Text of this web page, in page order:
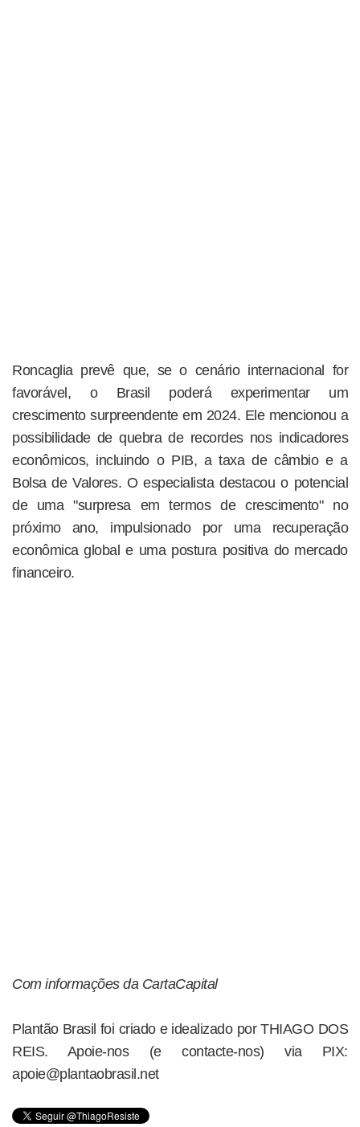
Roncaglia prevê que, se o cenário internacional for
favorável, o Brasil poderá experimentar um
crescimento surpreendente em 2024. Ele mencionou a
possibilidade de quebra de recordes nos indicadores
econômicos, incluindo o PIB, a taxa de câmbio e a
Bolsa de Valores. O especialista destacou o potencial
de uma "surpresa em termos de crescimento" no
próximo ano, impulsionado por uma recuperação
econômica global e uma postura positiva do mercado
financeiro.
Com informações da CartaCapital
Plantão Brasil foi criado e idealizado por THIAGO DOS
REIS. Apoie-nos (e contacte-nos) via PIX:
apoie@plantaobrasil.net